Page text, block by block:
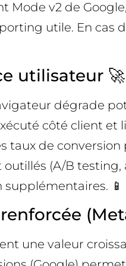
Mode v2 de
utile. En cas
utilisateur 🚀
dégrade
côté client
taux de
(A/B
📱
une valeur